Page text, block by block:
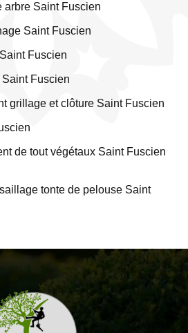
arbre Saint Fuscien
Saint Fuscien
Fuscien
Fuscien
grillage et clôture Saint Fuscien
de tout végétaux Saint Fuscien
tonte de pelouse Saint